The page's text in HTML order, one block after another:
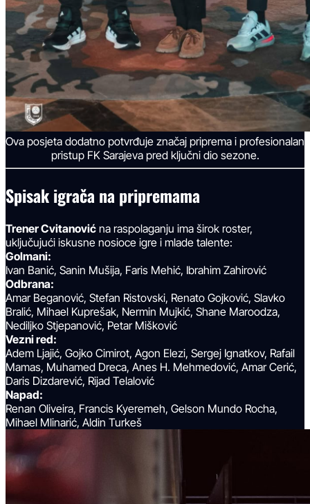
Ova posjeta dodatno potvrđuje značaj priprema i profesionalan
pristup FK Sarajeva pred ključni dio sezone.
Spisak igrača na pripremama
Trener Cvitanović na raspolaganju ima širok roster,
uključujući iskusne nosioce igre i mlade talente:
Golmani:
Ivan Banić, Sanin Mušija, Faris Mehić, Ibrahim Zahirović
Odbrana:
Amar Beganović, Stefan Ristovski, Renato Gojković, Slavko
Bralić, Mihael Kuprešak, Nermin Mujkić, Shane Maroodza,
Nediljko Stjepanović, Petar Mišković
Vezni red:
Adem Ljajić, Gojko Cimirot, Agon Elezi, Sergej Ignatkov, Rafail
Mamas, Muhamed Dreca, Anes H. Mehmedović, Amar Cerić,
Daris Dizdarević, Rijad Telalović
Napad:
Renan Oliveira, Francis Kyeremeh, Gelson Mundo Rocha,
Mihael Mlinarić, Aldin Turkeš